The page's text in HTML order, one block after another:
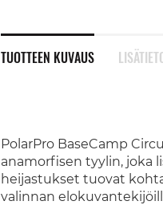
TUOTTEEN KUVAUS
PolarPro BaseCamp
anamorfisen tyylin, joka
heijastukset tuovat
valinnan